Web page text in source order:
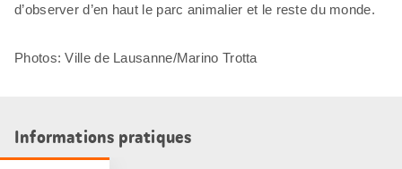
d’observer d’en haut le parc animalier et le reste du monde.
Photos: Ville de Lausanne/Marino Trotta
Informations pratiques